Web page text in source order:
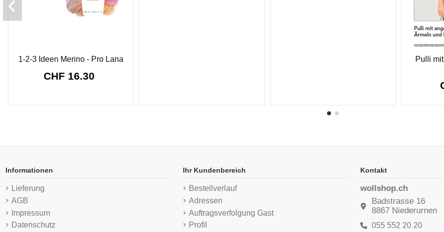
1-2-3 Ideen Merino - Pro Lana
CHF 16.30
Pulli
Informationen
Lieferung
AGB
Impressum
Datenschutz
Ihr Kundenbereich
Bestellverlauf
Adressen
Auftragsverfolgung Gast
Profil
Kontakt
wollshop.ch
Badstrasse 16
8867 Niederurnen
055 552 20 20